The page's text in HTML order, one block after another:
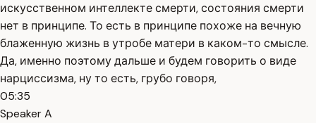
искусственном интеллекте смерти, состояния смерти
нет в принципе. То есть в принципе похоже на вечную
блаженную жизнь в утробе матери в каком-то смысле.
Да, именно поэтому дальше и будем говорить о виде
нарциссизма, ну то есть, грубо говоря,
05:35
Speaker A